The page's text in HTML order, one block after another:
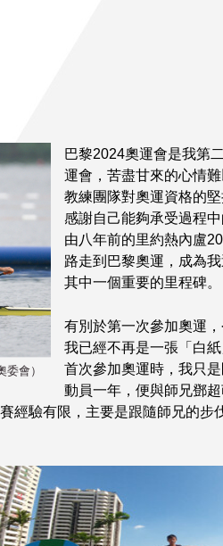
會）
巴黎2024奧運會是我第
運會，苦盡甘來的心情
教練團隊對奧運資格的
感謝自己能夠承受過程中
由八年前的里約熱內盧
路走到巴黎奧運，成為
其中一個重要的里程碑。
有別於第一次參加奧運
我已經不再是一張「白
首次參加奧運時，我只
動員一年，便與師兄鄧
經驗有限，主要是跟隨師兄的步